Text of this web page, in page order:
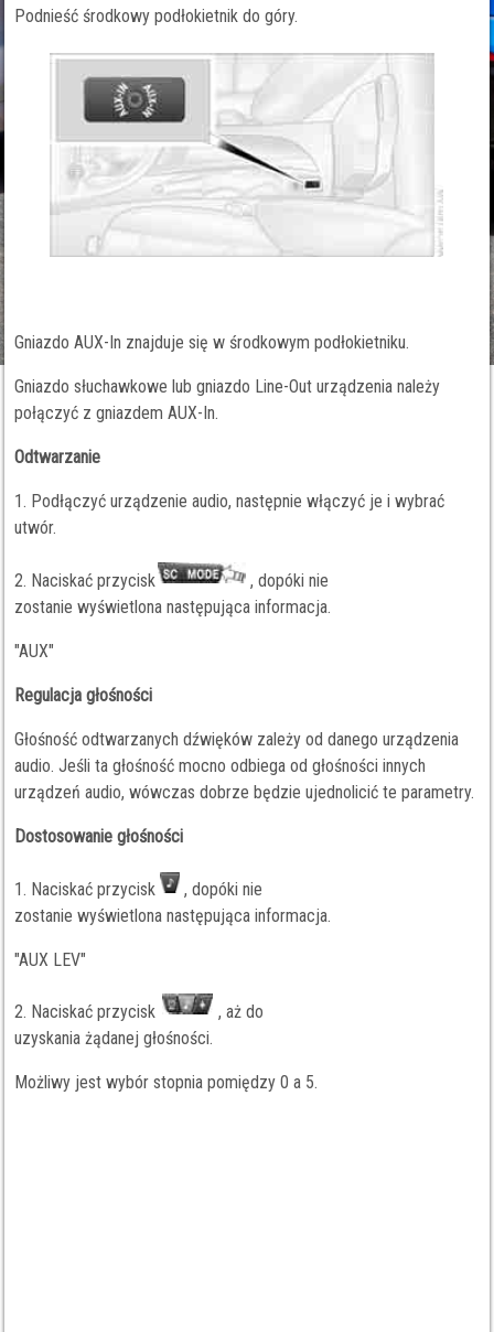
Podnieść środkowy podłokietnik do góry.
Gniazdo AUX-In znajduje się w środkowym podłokietniku.
Gniazdo słuchawkowe lub gniazdo Line-Out urządzenia należy
połączyć z gniazdem AUX-In.
Odtwarzanie
1. Podłączyć urządzenie audio, następnie włączyć je i wybrać
utwór.
2. Naciskać przycisk
, dopóki nie
zostanie wyświetlona następująca informacja.
"AUX"
Regulacja głośności
Głośność odtwarzanych dźwięków zależy od danego urządzenia
audio. Jeśli ta głośność mocno odbiega od głośności innych
urządzeń audio, wówczas dobrze będzie ujednolicić te parametry.
Dostosowanie głośności
1. Naciskać przycisk
, dopóki nie
zostanie wyświetlona następująca informacja.
"AUX LEV"
2. Naciskać przycisk
, aż do
uzyskania żądanej głośności.
Możliwy jest wybór stopnia pomiędzy 0 a 5.